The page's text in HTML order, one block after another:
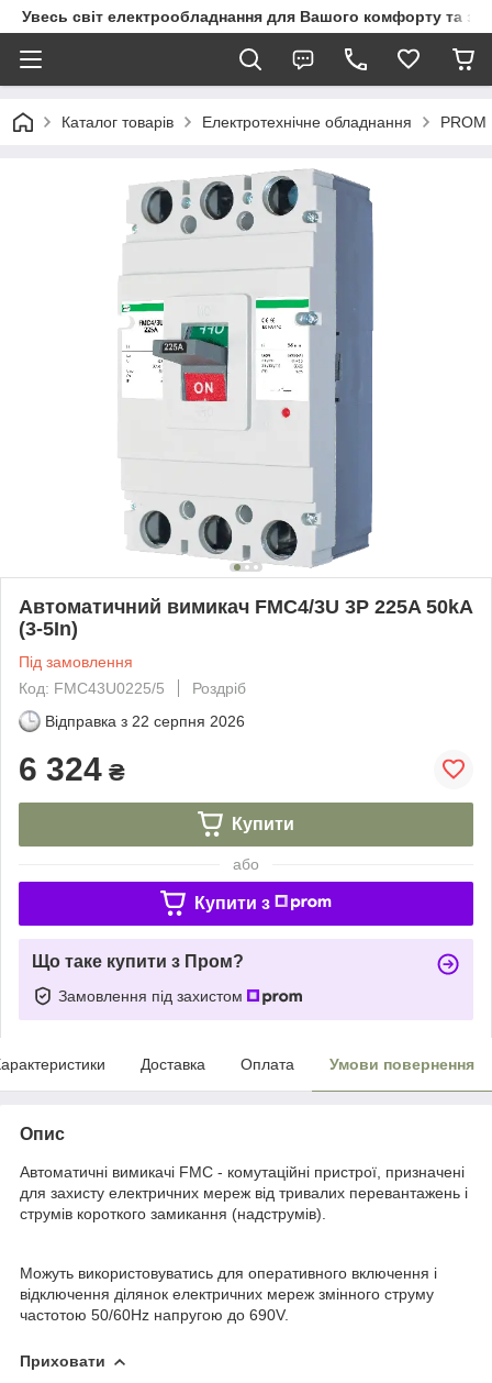
Увесь світ електрообладнання для Вашого комфорту та
Каталог товарів Електротехнічне обладнання PROM
Автоматичний вимикач FMC4/3U 3P 225A 50kA
(3-5In)
Під замовлення
Код: FMC43U0225/5
Роздріб
Відправка з 22 серпня 2026
6 324 ₴
Купити
або
Купити з
Що таке купити з Пром?
Замовлення під захистом
Доставка Оплата Умови повернення
Опис
Автоматичні вимикачі FMC - комутаційні пристрої, призначені
для захисту електричних мереж від тривалих перевантажень і
струмів короткого замикання (надструмів).
Можуть використовуватись для оперативного включення і
відключення ділянок електричних мереж змінного струму
частотою 50/60Hz напругою до 690V.
Приховати